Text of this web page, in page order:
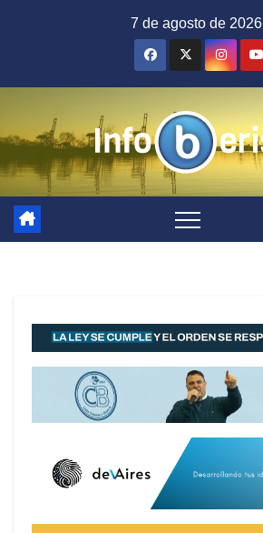
7 de agosto de 2026